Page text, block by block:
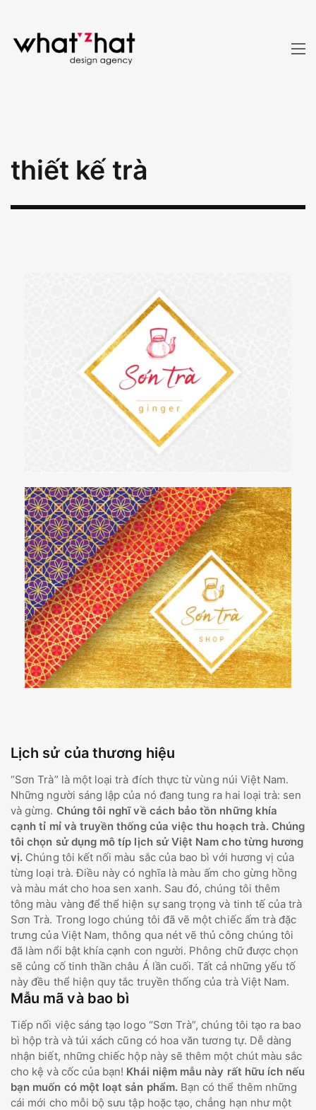
thiết kế trà
Lịch sử của thương hiệu
“Sơn Trà” là một loại trà đích thực từ vùng núi Việt Nam.
Những người sáng lập của nó đang tung ra hai loại trà: sen
và gừng. Chúng tôi nghĩ về cách bảo tồn những khía
cạnh tỉ mỉ và truyền thống của việc thu hoạch trà. Chúng
tôi chọn sử dụng mô típ lịch sử Việt Nam cho từng hương
vị. Chúng tôi kết nối màu sắc của bao bì với hương vị của
từng loại trà. Điều này có nghĩa là màu ấm cho gừng hồng
và màu mát cho hoa sen xanh. Sau đó, chúng tôi thêm
tông màu vàng để thể hiện sự sang trọng và tinh tế của trà
Sơn Trà. Trong logo chúng tôi đã vẽ một chiếc ấm trà đặc
trưng của Việt Nam, thông qua nét vẽ thủ công chúng tôi
đã làm nổi bật khía cạnh con người. Phông chữ được chọn
sẽ củng cố tinh thần châu Á lần cuối. Tất cả những yếu tố
này đều thể hiện quy tắc truyền thống của trà Việt Nam.
Mẫu mã và bao bì
Tiếp nối việc sáng tạo logo “Sơn Trà”, chúng tôi tạo ra bao
bì hộp trà và túi xách cũng có hoa văn tương tự. Dễ dàng
nhận biết, những chiếc hộp này sẽ thêm một chút màu sắc
cho kệ và cốc của bạn! Khái niệm mẫu này rất hữu ích nếu
bạn muốn có một loạt sản phẩm.Bạn có thể thêm những
cái mới cho mỗi bộ sưu tập hoặc tạo, chẳng hạn như một